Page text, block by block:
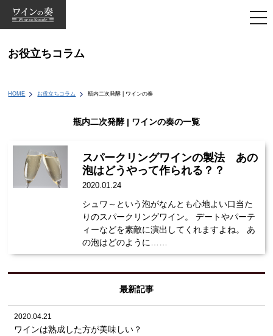
お役立ちコラム
HOME お役立ちコラム 瓶内二次発酵 | ワインの奏
瓶内二次発酵 | ワインの奏の一覧
スパークリングワインの製法 あの
泡はどうやって作られる？？
2020.01.24
シュワ～という泡がなんとも心地よい口当た
りのスパークリングワイン。 デートやパーテ
ィーなどを素敵に演出してくれますよね。 あ
の泡はどのように……
最新記事
2020.04.21
ワインは熟成した方が美味しい？